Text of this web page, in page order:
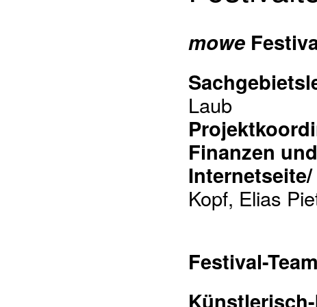
mowe
Laub
Finanzen
Kopf, Elias
Festival-